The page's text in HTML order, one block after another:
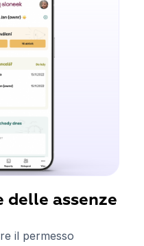
delle assenze
il permesso